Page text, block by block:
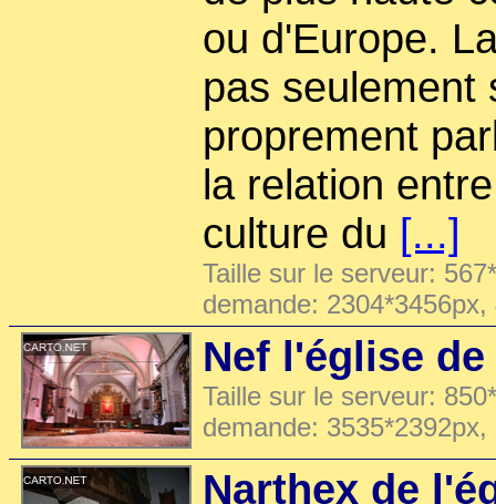
ou d'Europe.
pas seulement
proprement
la relation
culture du [...]
Taille sur le serveur:
demande:
Nef l'église
Taille sur le serveur:
demande:
Narthex de